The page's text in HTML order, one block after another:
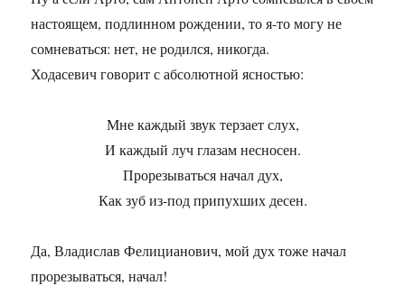
настоящем, подлинном рождении, то я-то могу не
сомневаться: нет, не родился, никогда.
Ходасевич говорит с абсолютной ясностью:
Мне каждый звук терзает слух,
И каждый луч глазам несносен.
Прорезываться начал дух,
Как зуб из-под припухших десен.
Да, Владислав Фелицианович, мой дух тоже начал
прорезываться, начал!